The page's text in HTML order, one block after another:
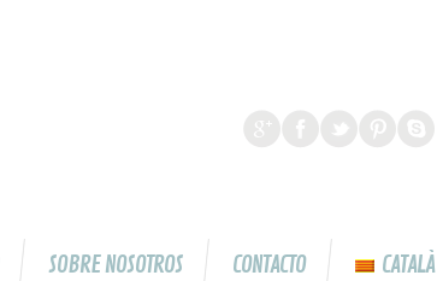
SOBRE NOSOTROS CONTACTO CATALÀ